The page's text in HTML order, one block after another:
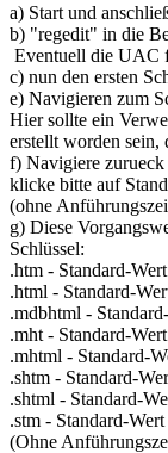
a) Start und
b) "regedit" in die
Eventuell die UAC
c) nun den ersten
e) Navigieren zum
Hier sollte ein
erstellt worden sein,
f) Navigiere zurueck
klicke bitte auf
(ohne
g) Diese
Schlüssel:
.htm - Standard-
.html - Standard-
.mdbhtml -
.mht - Standard-
.mhtml - Standard-
.shtm - Standard-
.shtml - Standard-
.stm - Standard-
(Ohne